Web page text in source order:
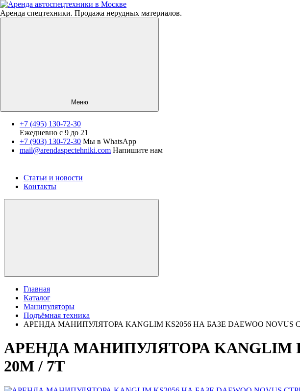
Аренда спецтехники. Продажа нерудных материалов.
Меню
+7 (495) 130-72-30
Ежедневно с 9 до 21
+7 (903) 130-72-30 Мы в WhatsApp
mail@arendaspectehniki.com Напишите нам
Нерудные материалы
Статьи и новости
Контакты
Главная
Каталог
Манипуляторы
Подъёмная техника
АРЕНДА МАНИПУЛЯТОРА KANGLIM KS2056 НА БАЗЕ DAEWOO NOVUS
АРЕНДА МАНИПУЛЯТОРА KANGLIM
20М / 7Т